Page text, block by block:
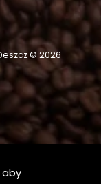
© 2026
aby